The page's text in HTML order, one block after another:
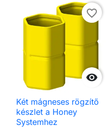

favorite_border
Két mágneses rögzítő
készlet a Honey
Systemhez